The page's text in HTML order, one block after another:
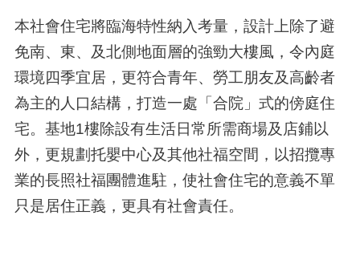
本社會住宅將臨海特性納入考量，設計上除了避
免南、東、及北側地面層的強勁大樓風，令內庭
環境四季宜居，更符合青年、勞工朋友及高齡者
為主的人口結構，打造一處「合院」式的傍庭住
宅。基地1樓除設有生活日常所需商場及店鋪以
外，更規劃托嬰中心及其他社福空間，以招攬專
業的長照社福團體進駐，使社會住宅的意義不單
只是居住正義，更具有社會責任。